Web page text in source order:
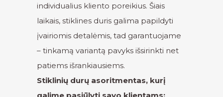
individualius kliento poreikius. Šiais
laikais, stiklines duris galima papildyti
įvairiomis detalėmis, tad garantuojame
– tinkamą variantą pavyks išsirinkti net
patiems išrankiausiems.
Stiklinių durų asoritmentas, kurį
galime pasiūlyti savo klientams: